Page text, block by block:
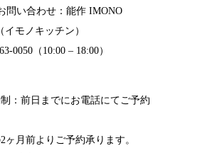
問い合わせ：能作 IMONO
モノキッチン）
0050（10:00 – 18:00）
：前日までにお電話にてご予約
月前よりご予約承ります。